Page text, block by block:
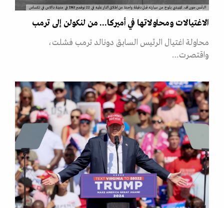
الرئيس جون اف. كينيدي يلوح من سيارته قبل دقيقة واحدة من اطلاق النار عليه في 22 نوفمبر 1963 في مدينة دالاس في تكساس
الاغتيالات ومحاولاتها في أميركا... من لنكولن إلى ترمب
محاولة اغتيال الرئيس السابق دونالد ترمب فشلت،
واقتصرت…